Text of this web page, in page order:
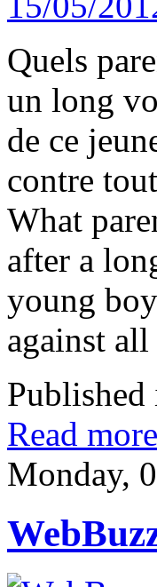
Quels
un long
de ce
contre
What
after a
young
against
Published
Read
Monday,